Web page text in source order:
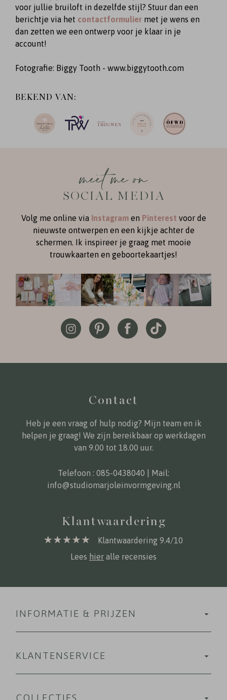
voor jullie bruiloft in dezelfde stijl? Stuur dan een
berichtje via het contactformulier met je wens en
dan zetten we een ontwerp voor je klaar in je
account!
Fotografie: Biggy Tooth - www.biggytooth.com
BEKEND VAN:
meet me on
SOCIAL MEDIA
Volg me online via Instagramen Pinterest voor de
nieuwste ontwerpen en een kijkje achter de
schermen. Ik inspireer je graag met mooie
trouwkaarten en geboortekaartjes!
Contact
Heb je een vraag of hulp nodig? Mijn team en ik
helpen je graag! We zijn bereikbaar op werkdagen
van 9.00 tot 18.00 uur.
Telefoon : 085-0438040 | Mail:
info@studiomarjoleinvormgeving.nl
Klantwaardering
Klantwaardering 9.4/10
Lees hier alle recensies
INFORMATIE & PRIJZEN
KLANTENSERVICE
COLLECTIES